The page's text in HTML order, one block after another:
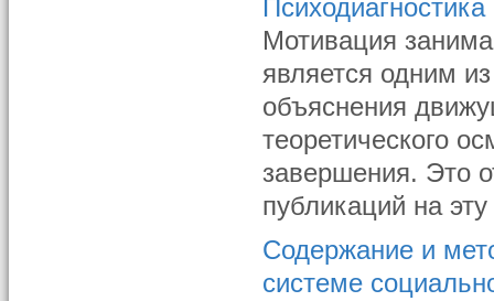
Мотивация
является одним
объяснения
теоретического
завершения. Это
публикаций на
Содержание и
системе